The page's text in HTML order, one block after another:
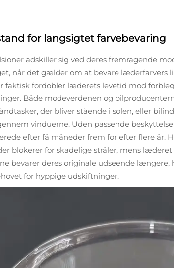
for langsigtet farvebevaring
adskiller sig ved deres fremragende
når det gælder om at bevare læderfarvers
faktisk fordobler læderets levetid mod
Både modeverdenen og
der bliver stående i solen, eller
vinduerne. Uden passende
efter få måneder frem for efter flere år.
blokerer for skadelige stråler, mens
bevarer deres originale udseende længere,
for hyppige udskiftninger.